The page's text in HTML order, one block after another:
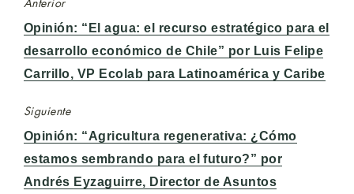
Anterior
Entrada
anterior:
Opinión: “El agua: el recurso estratégico para el
desarrollo económico de Chile” por Luis Felipe
Carrillo, VP Ecolab para Latinoamérica y Caribe
Siguiente
Entrada
siguiente:
Opinión: “Agricultura regenerativa: ¿Cómo
estamos sembrando para el futuro?” por
Andrés Eyzaguirre, Director de Asuntos